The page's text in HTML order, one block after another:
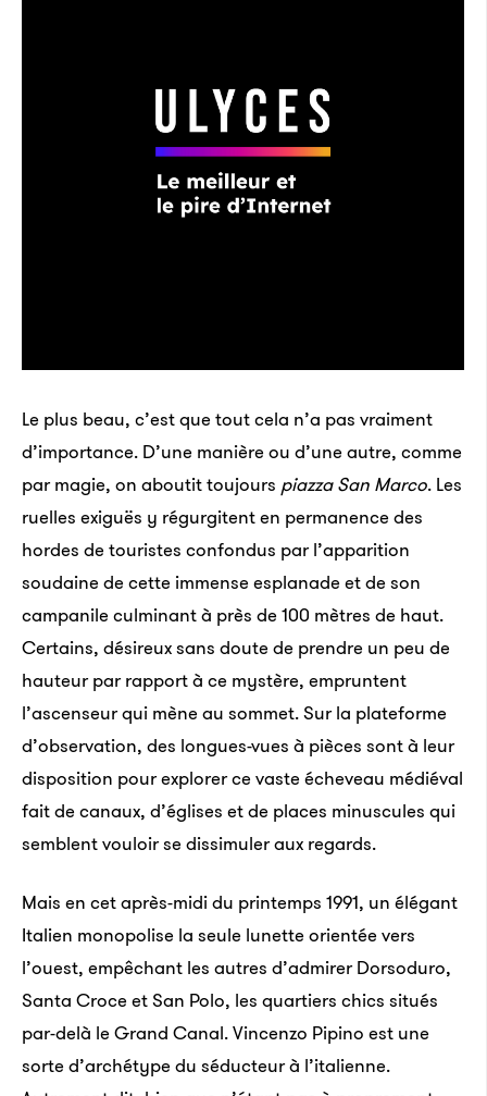
pour donner une suite àVoodoo, qui avait scotché
tous les fans de R’n’B de l’époque. Une réussite du
Black Messiah
, qui a fini en tête de nombreux
classements des meilleurs albums de l’année
Le ministère du rap cubain
À La Havane, l’Agence cubaine du rap a la mainmise
sur les finances des productions hip-hop locales.
Certains rappeurs aujourd’hui en exil se sont rebellés
contre l’ordre imposé par le gouvernement Castro,
tandis que d’autres essaient tant bien que mal
d’exister dans cet espace contraint.Lire la suite
Le plus beau, c’est que tout cela n’a pas vraiment
d’importance. D’une manière ou d’une autre, comme
par magie, on aboutit toujours piazza San Marco. Les
ruelles exiguës y régurgitent en permanence des
hordes de touristes confondus par l’apparition
soudaine de cette immense esplanade et de son
campanile culminant à près de 100 mètres de haut.
Certains, désireux sans doute de prendre un peu de
hauteur par rapport à ce mystère, empruntent
l’ascenseur qui mène au sommet. Sur la plateforme
d’observation, des longues-vues à pièces sont à leur
disposition pour explorer ce vaste écheveau médiéval
fait de canaux, d’églises et de places minuscules qui
semblent vouloir se dissimuler aux regards.
Mais en cet après-midi du printemps 1991, un élégant
Italien monopolise la seule lunette orientée vers
l’ouest, empêchant les autres d’admirer Dorsoduro,
Santa Croce et San Polo, les quartiers chics situés
par-delà le Grand Canal. Vincenzo Pipino est une
sorte d’archétype du séducteur à l’italienne.